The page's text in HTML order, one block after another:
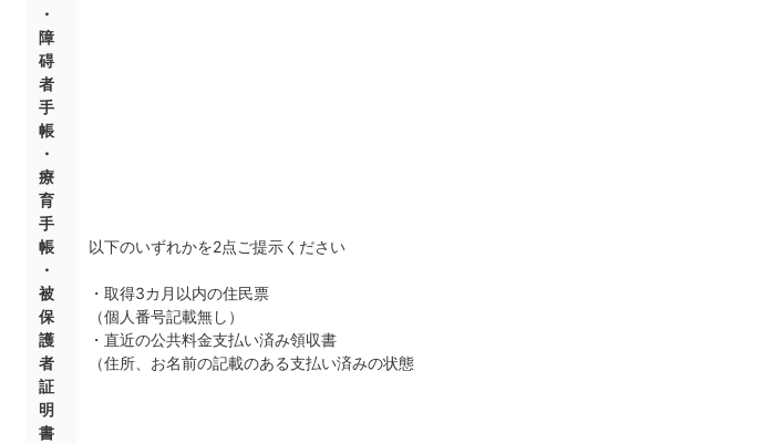
・
障
碍
者
手
帳
・
療
育
手
帳
・
被
保
護
者
証
明
書
以下のいずれかを2点ご提示ください
・取得3カ月以内の住民票
（個人番号記載無し）
・直近の公共料金支払い済み領収書
（住所、お名前の記載のある支払い済みの状態